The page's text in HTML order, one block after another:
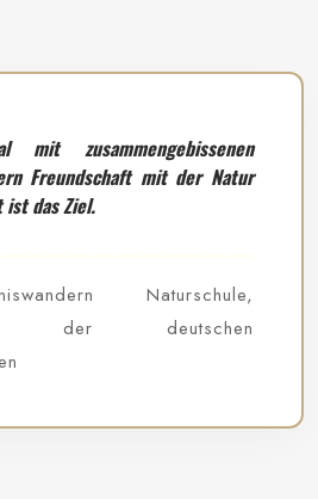
mit zusammengebissenen
Freundschaft mit der Natur
ist das Ziel.
Naturschule,
der deutschen